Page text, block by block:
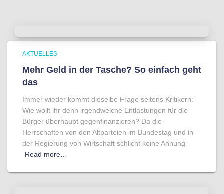
AKTUELLES
Mehr Geld in der Tasche? So einfach geht
das
Immer wieder kommt dieselbe Frage seitens Kritikern:
Wie wollt ihr denn irgendwelche Entlastungen für die
Bürger überhaupt gegenfinanzieren? Da die
Herrschaften von den Altparteien im Bundestag und in
der Regierung von Wirtschaft schlicht keine Ahnung
Read more…